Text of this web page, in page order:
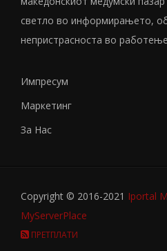
светло во информирањето,
непристрасноста во
Импресум
Маркетинг
За Нас
Copyright © 2016-2021 Iportal
MyServerPlace
ПРЕТПЛАТИ